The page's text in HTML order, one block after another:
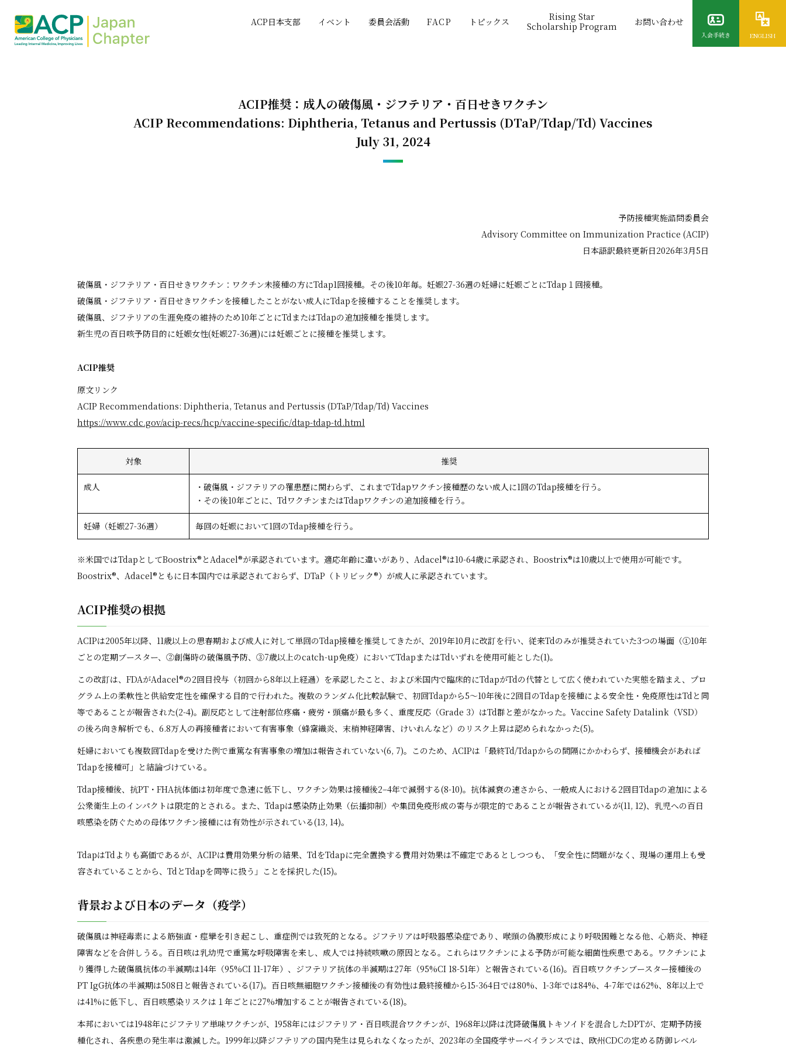
ACP日本支部 イベント 委員会活動 FACP トピックス
Rising Star
Scholarship Program
お問い合わせ
入会手続き ENGLISH
ACIP推奨：成人の破傷風・ジフテリア・百日せきワクチン
ACIP Recommendations: Diphtheria, Tetanus and Pertussis (DTaP/Tdap/Td) Vaccines
July 31, 2024
予防接種実施諮問委員会
Advisory Committee on Immunization Practice (ACIP)
日本語訳最終更新日2026年3月5日
破傷風・ジフテリア・百日せきワクチン：ワクチン未接種の方にTdap1回接種。その後10年毎。妊娠27-36週の妊婦に妊娠ごとにTdap１回接種。
破傷風・ジフテリア・百日せきワクチンを接種したことがない成人にTdapを接種することを推奨します。
破傷風、ジフテリアの生涯免疫の維持のため10年ごとにTdまたはTdapの追加接種を推奨します。
新生児の百日咳予防目的に妊娠女性(妊娠27-36週)には妊娠ごとに接種を推奨します。
ACIP推奨
原文リンク
ACIP Recommendations: Diphtheria, Tetanus and Pertussis (DTaP/Tdap/Td) Vaccines
https://www.cdc.gov/acip-recs/hcp/vaccine-specific/dtap-tdap-td.html
対象 推奨
成人
・破傷風・ジフテリアの罹患歴に関わらず、これまでTdapワクチン接種歴のない成人に1回のTdap接種を行う。
・その後10年ごとに、TdワクチンまたはTdapワクチンの追加接種を行う。
妊婦（妊娠27-36週） 毎回の妊娠において1回のTdap接種を行う。
※米国ではTdapとしてBoostrix®︎とAdacel®︎が承認されています。適応年齢に違いがあり、Adacel®︎は10-64歳に承認され、Boostrix®︎は10歳以上で使用が可能です。
Boostrix®︎、Adacel®︎ともに日本国内では承認されておらず、DTaP（トリビック®️）が成人に承認されています。
ACIP推奨の根拠
ACIPは2005年以降、11歳以上の思春期および成人に対して単回のTdap接種を推奨してきたが、2019年10月に改訂を行い、従来Tdのみが推奨されていた3つの場面（①10年
ごとの定期ブースター、②創傷時の破傷風予防、③7歳以上のcatch-up免疫）においてTdapまたはTdいずれを使用可能とした(1)。
この改訂は、FDAがAdacel®の2回目投与（初回から8年以上経過）を承認したこと、および米国内で臨床的にTdapがTdの代替として広く使われていた実態を踏まえ、プロ
グラム上の柔軟性と供給安定性を確保する目的で行われた。複数のランダム化比較試験で、初回Tdapから5〜10年後に2回目のTdapを接種による安全性・免疫原性はTdと同
等であることが報告された(2-4)。副反応として注射部位疼痛・疲労・頭痛が最も多く、重度反応（Grade 3）はTd群と差がなかった。Vaccine Safety Datalink（VSD）
の後ろ向き解析でも、6.8万人の再接種者において有害事象（蜂窩織炎、末梢神経障害、けいれんなど）のリスク上昇は認められなかった(5)。
妊婦においても複数回Tdapを受けた例で重篤な有害事象の増加は報告されていない(6, 7)。このため、ACIPは「最終Td/Tdapからの間隔にかかわらず、接種機会があれば
Tdapを接種可」と結論づけている。
Tdap接種後、抗PT・FHA抗体価は初年度で急速に低下し、ワクチン効果は接種後2–4年で減弱する(8-10)。抗体減衰の速さから、一般成人における2回目Tdapの追加による
公衆衛生上のインパクトは限定的とされる。また、Tdapは感染防止効果（伝播抑制）や集団免疫形成の寄与が限定的であることが報告されているが(11, 12)、乳児への百日
咳感染を防ぐための母体ワクチン接種には有効性が示されている(13, 14)。
TdapはTdよりも高価であるが、ACIPは費用効果分析の結果、TdをTdapに完全置換する費用対効果は不確定であるとしつつも、「安全性に問題がなく、現場の運用上も受
容されていることから、TdとTdapを同等に扱う」ことを採択した(15)。
背景および日本のデータ（疫学）
破傷風は神経毒素による筋強直・痙攣を引き起こし、重症例では致死的となる。ジフテリアは呼吸器感染症であり、喉頭の偽膜形成により呼吸困難となる他、心筋炎、神経
障害などを合併しうる。百日咳は乳幼児で重篤な呼吸障害を来し、成人では持続咳嗽の原因となる。これらはワクチンによる予防が可能な細菌性疾患である。ワクチンによ
り獲得した破傷風抗体の半減期は14年（95%CI 11-17年）、ジフテリア抗体の半減期は27年（95%CI 18-51年）と報告されている(16)。百日咳ワクチンブースター接種後の
PT IgG抗体の半減期は508日と報告されている(17)。百日咳無細胞ワクチン接種後の有効性は最終接種から15-364日では80%、1-3年では84%、4-7年では62%、8年以上で
は41%に低下し、百日咳感染リスクは１年ごとに27%増加することが報告されている(18)。
本邦においては1948年にジフテリア単味ワクチンが、1958年にはジフテリア・百日咳混合ワクチンが、1968年以降は沈降破傷風トキソイドを混合したDPTが、定期予防接
種化され、各疾患の発生率は激減した。1999年以降ジフテリアの国内発生は見られなくなったが、2023年の全国疫学サーベイランスでは、欧州CDCの定める防御レベル